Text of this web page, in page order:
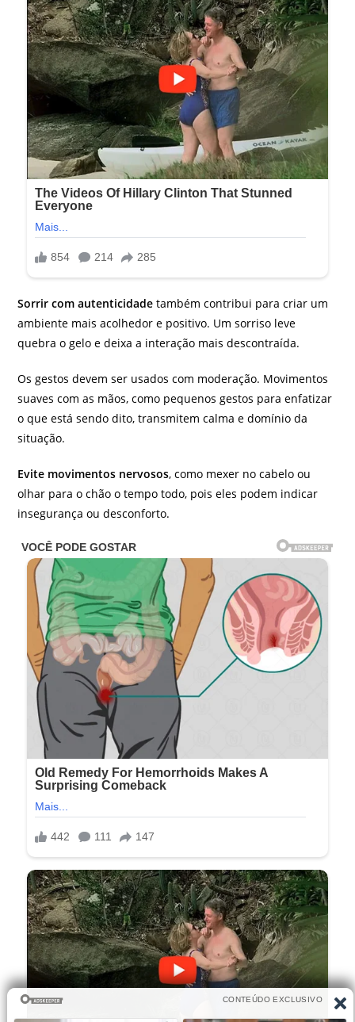
Sorrir com autenticidade também contribui para criar um
ambiente mais acolhedor e positivo. Um sorriso leve
quebra o gelo e deixa a interação mais descontraída.
Os gestos devem ser usados com moderação. Movimentos
suaves com as mãos, como pequenos gestos para enfatizar
o que está sendo dito, transmitem calma e domínio da
situação.
Evite movimentos nervosos, como mexer no cabelo ou
olhar para o chão o tempo todo, pois eles podem indicar
insegurança ou desconforto.